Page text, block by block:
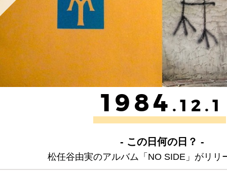
1984 .12.1
- この日何の日？ -
松任谷由実のアルバム「NO SIDE」がリリ